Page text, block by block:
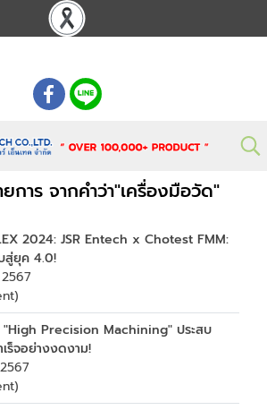
การ จากคำว่า"เครื่องมือวัด"
2024: JSR Entech x Chotest FMM:
สู่ยุค 4.0!
Precision Machining" ประสบ
ร็จอย่างงดงาม!